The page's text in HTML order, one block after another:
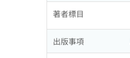
著者標目
出版事項